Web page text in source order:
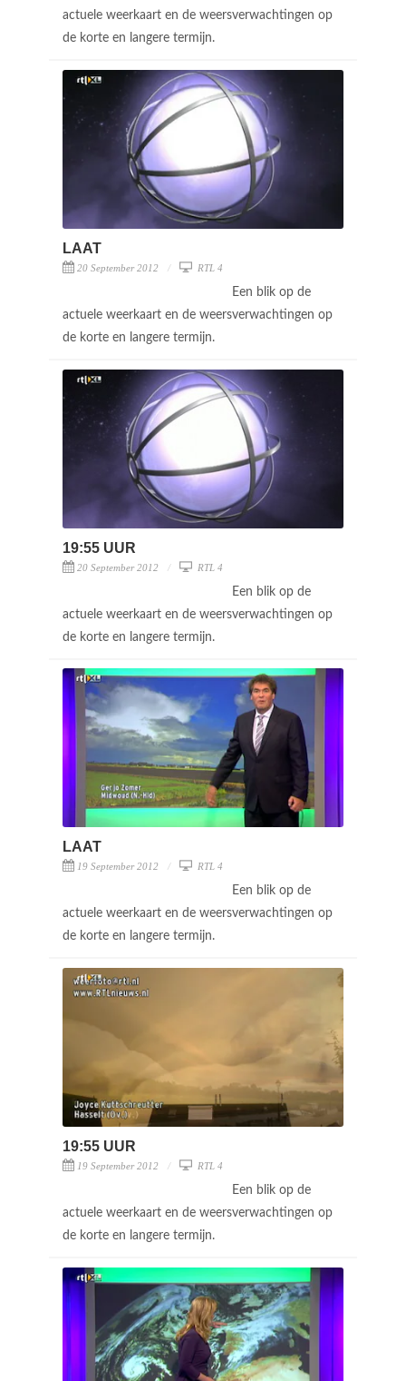
actuele weerkaart en de weersverwachtingen op
de korte en langere termijn.
LAAT
20 September 2012 RTL 4
Een blik op de
actuele weerkaart en de weersverwachtingen op
de korte en langere termijn.
19:55 UUR
20 September 2012 RTL 4
Een blik op de
actuele weerkaart en de weersverwachtingen op
de korte en langere termijn.
LAAT
19 September 2012 RTL 4
Een blik op de
actuele weerkaart en de weersverwachtingen op
de korte en langere termijn.
19:55 UUR
19 September 2012 RTL 4
Een blik op de
actuele weerkaart en de weersverwachtingen op
de korte en langere termijn.